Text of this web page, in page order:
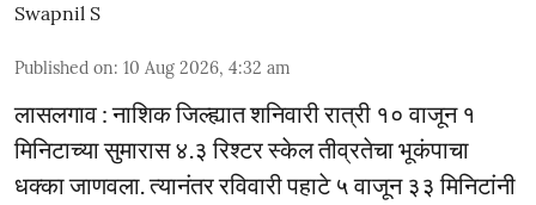
Swapnil S
Published on: 10 Aug 2026, 4:32 am
लासलगाव : नाशिक जिल्ह्यात शनिवारी रात्री १० वाजून १
मिनिटाच्या सुमारास ४.३ रिश्टर स्केल तीव्रतेचा भूकंपाचा
धक्का जाणवला. त्यानंतर रविवारी पहाटे ५ वाजून ३३ मिनिटांनी